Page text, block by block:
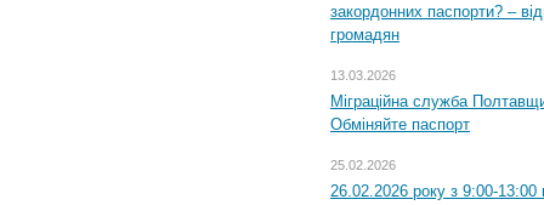
закордонних паспорти? –
громадян
13.03.2026
Міграційна служба
Обміняйте паспорт
25.02.2026
26.02.2026 року з 9:00-